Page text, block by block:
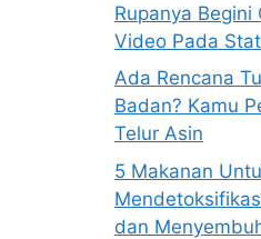
Rupanya Begini
Video Pada
Ada Rencana
Badan? Kamu
Telur Asin
5 Makanan
dan